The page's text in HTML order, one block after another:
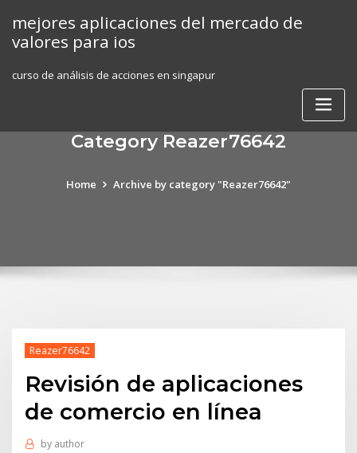
content
mejores aplicaciones del mercado de
valores para ios
curso de análisis de acciones en singapur
Category Reazer76642
Home Archive by category "Reazer76642"
Reazer76642
Revisión de aplicaciones
de comercio en línea
by author